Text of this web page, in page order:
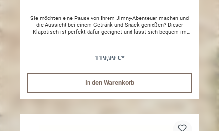
Sie möchten eine Pause von Ihrem Jimny-Abenteuer machen und
die Aussicht bei einem Getränk und Snack genießen? Dieser
Klapptisch ist perfekt dafür geeignet und lässt sich bequem im
Ihrer Wahl (je nach Bedarf kann es links oder rechts montiert
Montagematerial ist im Lieferumfang enthalten.
119,99 €*
In den Warenkorb